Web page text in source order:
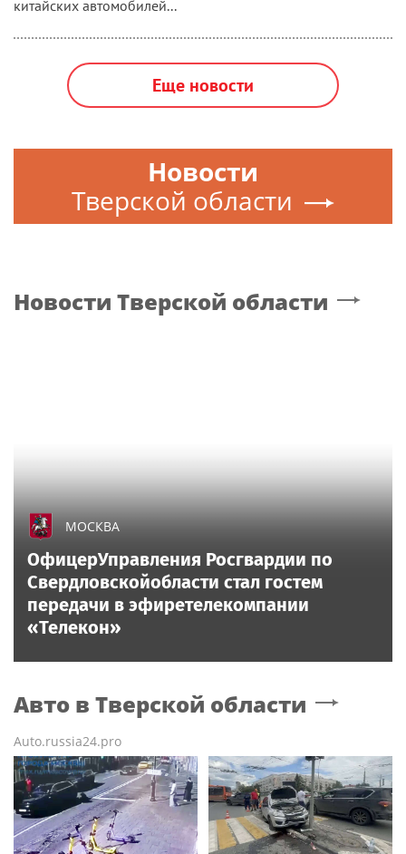
китайских автомобилей...
Еще новости
Новости
Тверской области
Новости Тверской области
МОСКВА
ОфицерУправления Росгвардии по
Свердловскойобласти стал гостем
передачи в эфиретелекомпании
«Телекон»
Авто в Тверской области
Auto.russia24.pro